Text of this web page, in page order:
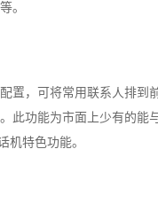
。
置，可将常用联系人排到
此功能为市面上少有的能
机特色功能。